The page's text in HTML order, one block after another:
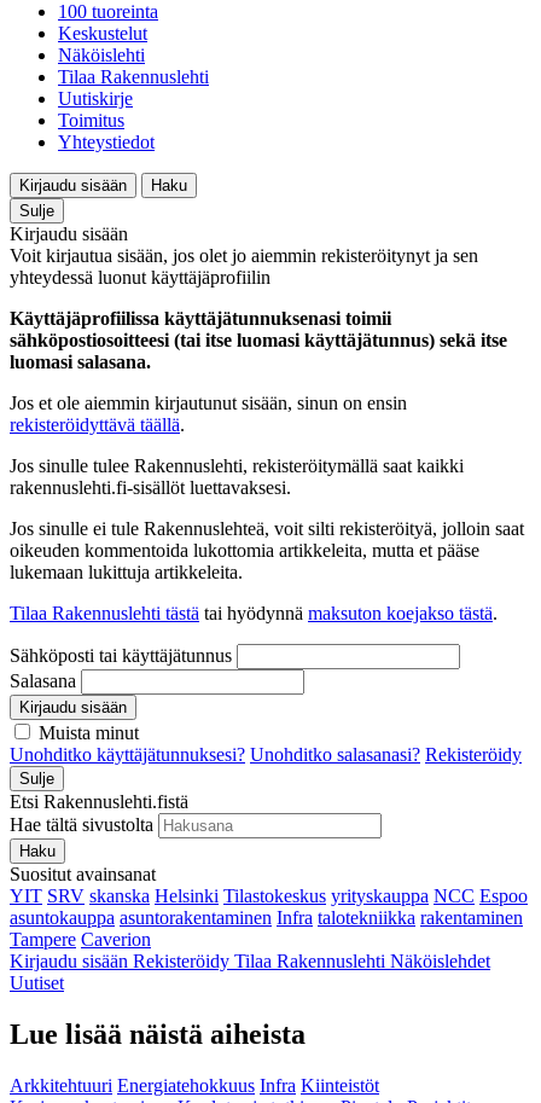
100 tuoreinta
Keskustelut
Näköislehti
Tilaa Rakennuslehti
Uutiskirje
Toimitus
Yhteystiedot
Kirjaudu sisään
Haku
Sulje
Kirjaudu sisään
Voit kirjautua sisään, jos olet jo aiemmin rekisteröitynyt ja sen
yhteydessä luonut käyttäjäprofiilin
Käyttäjäprofiilissa käyttäjätunnuksenasi toimii
sähköpostiosoitteesi (tai itse luomasi käyttäjätunnus) sekä itse
luomasi salasana.
Jos et ole aiemmin kirjautunut sisään, sinun on ensin
rekisteröidyttävä täällä.
Jos sinulle tulee Rakennuslehti, rekisteröitymällä saat kaikki
rakennuslehti.fi-sisällöt luettavaksesi.
Jos sinulle ei tule Rakennuslehteä, voit silti rekisteröityä, jolloin saat
oikeuden kommentoida lukottomia artikkeleita, mutta et pääse
lukemaan lukittuja artikkeleita.
Tilaa Rakennuslehti tästä tai hyödynnä maksuton koejakso tästä.
Sähköposti tai käyttäjätunnus
Salasana
Kirjaudu sisään
Muista minut
Unohditko käyttäjätunnuksesi? Unohditko salasanasi? Rekisteröidy
Sulje
Etsi Rakennuslehti.fistä
Hae tältä sivustolta
Haku
Suositut avainsanat
YIT SRV skanska Helsinki Tilastokeskus yrityskauppa NCC Espoo
asuntokauppa asuntorakentaminen Infra talotekniikka rakentaminen
Tampere Caverion
Kirjaudu sisään Rekisteröidy Tilaa Rakennuslehti Näköislehdet
Uutiset
Lue lisää näistä aiheista
Arkkitehtuuri Energiatehokkuus Infra Kiinteistöt